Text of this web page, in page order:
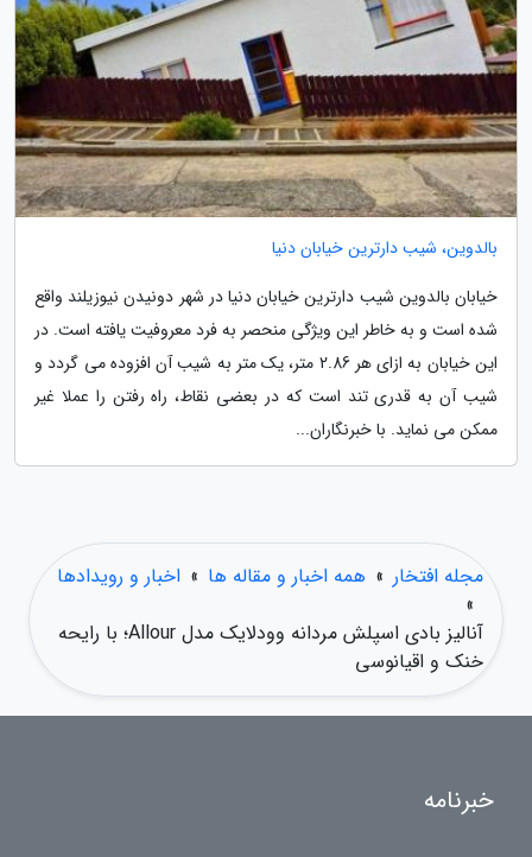
بالدوین، شیب دارترین خیابان دنیا
خیابان بالدوین شیب دارترین خیابان دنیا در شهر دونیدن نیوزیلند واقع
شده است و به خاطر این ویژگی منحصر به فرد معروفیت یافته است. در
این خیابان به ازای هر 2.86 متر، یک متر به شیب آن افزوده می گردد و
شیب آن به قدری تند است که در بعضی نقاط، راه رفتن را عملا غیر
ممکن می نماید. با خبرنگاران...
مجله افتخار » همه اخبار و مقاله ها » اخبار و رویدادها
»
آنالیز بادی اسپلش مردانه وودلایک مدل Allour؛ با رایحه
خنک و اقیانوسی
خبرنامه